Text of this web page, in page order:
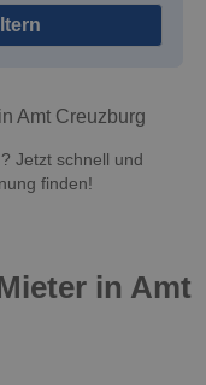
Amt Creuzburg
Jetzt schnell und
finden!
in Amt